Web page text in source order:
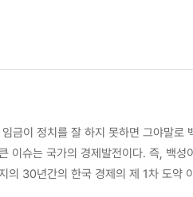
금이 정치를 잘 하지 못하면 그야말
30년간의 한국 경제의 제 1차 도
높은 편이나 집단적 의식 수준은 낮